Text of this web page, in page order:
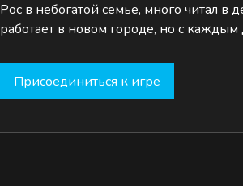
Рос в небогатой семье, много читал в
работает в новом городе, но с
Присоединиться к игре